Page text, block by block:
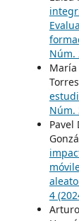
Núm.
María
Núm.
Pavel
4